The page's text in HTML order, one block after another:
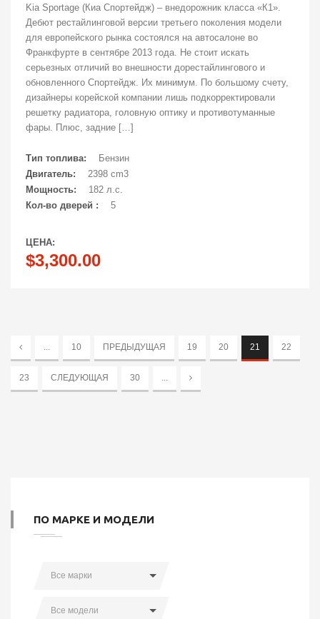
Kia Sportage (Киа Спортейдж) – внедорожник класса «К1».
Дебют рестайлинговой версии третьего поколения модели
для европейского рынка состоялся на автосалоне во
Франкфурте в сентябре 2013 года. Не стоит искать
серьезных отличий во внешности дорестайлингового и
обновленного Спортейдж. Их минимум. По большому счету,
дизайнеры корейской компании лишь подкорректировали
решетку радиатора, головную оптику и противотуманные
фары. Плюс, задние […]
Тип топлива:
Бензин
Двигатель:
2398 cm3
Мощность:
182 л.с.
Кол-во дверей :
5
ЦЕНА:
$3,300.00
... 10 ПРЕДЫДУЩАЯ 19 20 21 22
23 СЛЕДУЮЩАЯ 30 ...
ПО МАРКЕ И МОДЕЛИ
Все марки
Все модели